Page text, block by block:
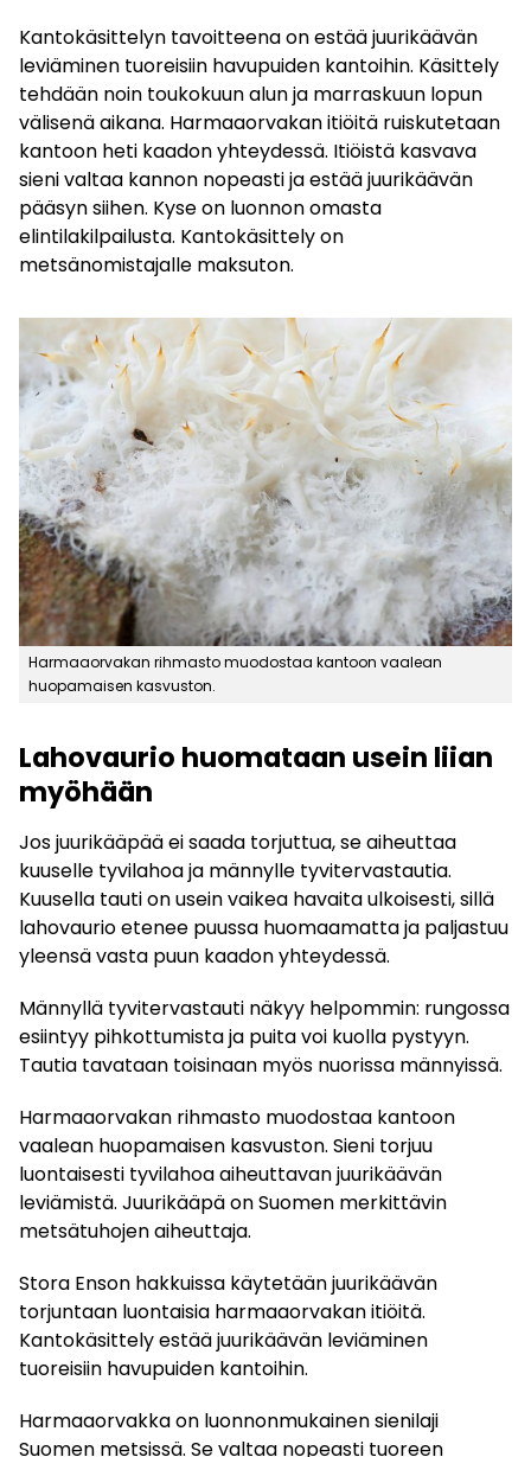
Kantokäsittelyn tavoitteena on estää juurikäävän
leviäminen tuoreisiin havupuiden kantoihin. Käsittely
tehdään noin toukokuun alun ja marraskuun lopun
välisenä aikana. Harmaaorvakan itiöitä ruiskutetaan
kantoon heti kaadon yhteydessä. Itiöistä kasvava
sieni valtaa kannon nopeasti ja estää juurikäävän
pääsyn siihen. Kyse on luonnon omasta
elintilakilpailusta. Kantokäsittely on
metsänomistajalle maksuton.
Harmaaorvakan rihmasto muodostaa kantoon vaalean
huopamaisen kasvuston.
Lahovaurio huomataan usein liian
myöhään
Jos juurikääpää ei saada torjuttua, se aiheuttaa
kuuselle tyvilahoa ja männylle tyvitervastautia.
Kuusella tauti on usein vaikea havaita ulkoisesti, sillä
lahovaurio etenee puussa huomaamatta ja paljastuu
yleensä vasta puun kaadon yhteydessä.
Männyllä tyvitervastauti näkyy helpommin: rungossa
esiintyy pihkottumista ja puita voi kuolla pystyyn.
Tautia tavataan toisinaan myös nuorissa männyissä.
Harmaaorvakan rihmasto muodostaa kantoon
vaalean huopamaisen kasvuston. Sieni torjuu
luontaisesti tyvilahoa aiheuttavan juurikäävän
leviämistä. Juurikääpä on Suomen merkittävin
metsätuhojen aiheuttaja.
Stora Enson hakkuissa käytetään juurikäävän
torjuntaan luontaisia harmaaorvakan itiöitä.
Kantokäsittely estää juurikäävän leviäminen
tuoreisiin havupuiden kantoihin.
Harmaaorvakka on luonnonmukainen sienilaji
Suomen metsissä. Se valtaa nopeasti tuoreen